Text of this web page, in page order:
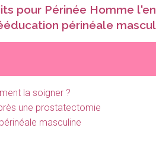
pour Périnée Homme
périnéale
la soigner ?
une prostatectomie
masculine